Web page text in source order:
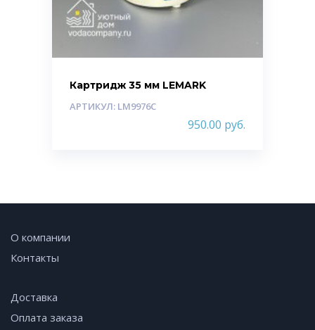
Картридж 35 мм LEMARK
АРТИКУЛ: LM9976C
950.00 руб.
О компании
Контакты
Доставка
Оплата заказа